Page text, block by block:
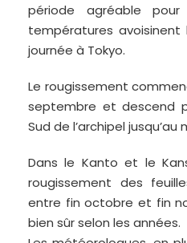
période agréable
températures avoisinent
journée à Tokyo.
Le rougissement
septembre et descend
Sud de l’archipel
Dans le Kanto et le
rougissement des
entre fin octobre et fin
bien sûr selon les années.